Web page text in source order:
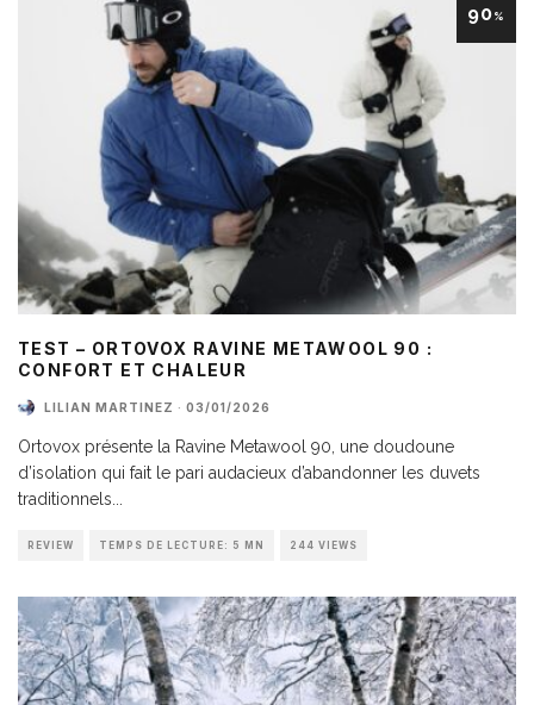
90%
TEST – ORTOVOX RAVINE METAWOOL 90 :
CONFORT ET CHALEUR
LILIAN MARTINEZ · 03/01/2026
Ortovox présente la Ravine Metawool 90, une doudoune
d’isolation qui fait le pari audacieux d’abandonner les duvets
traditionnels...
REVIEW TEMPS DE LECTURE: 5 MN 244 VIEWS